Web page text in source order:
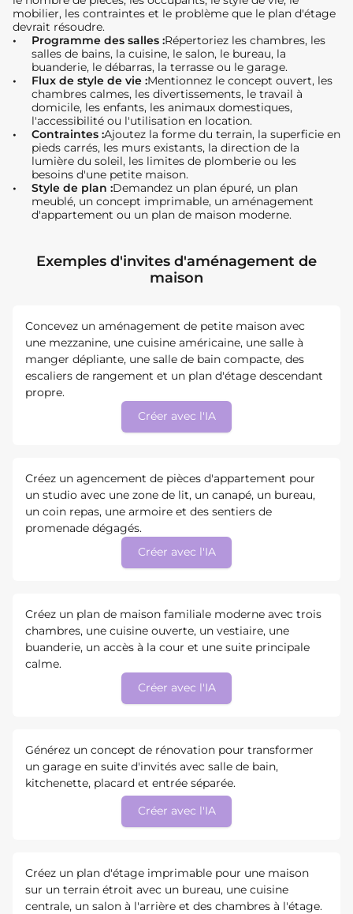
mobilier, les contraintes et le problème que le plan d'étage
devrait résoudre.
Programme des salles :Répertoriez les chambres, les
salles de bains, la cuisine, le salon, le bureau, la
buanderie, le débarras, la terrasse ou le garage.
Flux de style de vie :Mentionnez le concept ouvert, les
chambres calmes, les divertissements, le travail à
domicile, les enfants, les animaux domestiques,
l'accessibilité ou l'utilisation en location.
Contraintes :Ajoutez la forme du terrain, la superficie en
pieds carrés, les murs existants, la direction de la
lumière du soleil, les limites de plomberie ou les
besoins d'une petite maison.
Style de plan :Demandez un plan épuré, un plan
meublé, un concept imprimable, un aménagement
d'appartement ou un plan de maison moderne.
Exemples d'invites d'aménagement de
maison
Concevez un aménagement de petite maison avec
une mezzanine, une cuisine américaine, une salle à
manger dépliante, une salle de bain compacte, des
escaliers de rangement et un plan d'étage descendant
propre.
Créer avec l'IA
Créez un agencement de pièces d'appartement pour
un studio avec une zone de lit, un canapé, un bureau,
un coin repas, une armoire et des sentiers de
promenade dégagés.
Créer avec l'IA
Créez un plan de maison familiale moderne avec trois
chambres, une cuisine ouverte, un vestiaire, une
buanderie, un accès à la cour et une suite principale
calme.
Créer avec l'IA
Générez un concept de rénovation pour transformer
un garage en suite d'invités avec salle de bain,
kitchenette, placard et entrée séparée.
Créer avec l'IA
Créez un plan d'étage imprimable pour une maison
sur un terrain étroit avec un bureau, une cuisine
centrale, un salon à l'arrière et des chambres à l'étage.